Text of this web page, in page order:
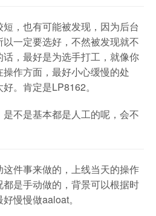
，也有可能被发现，因为后台
一定要选好，不然被发现就不
，最好是为选手打工，就像你
作方面，最好小心缓慢的处
。肯定是LP8162。
不是基本都是人工的呢，会不
件事来做的，上线当天的操作
是手动做的，背景可以根据时
慢慢做aaloat。